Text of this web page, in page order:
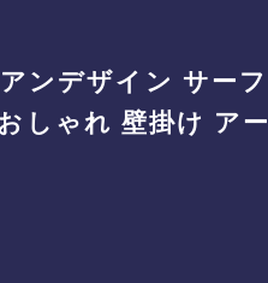
ンデザイン サーフ
しゃれ 壁掛け アー